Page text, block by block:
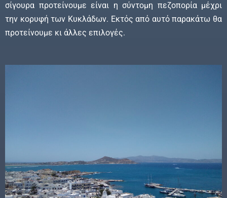
σίγουρα προτείνουμε είναι η σύντομη πεζοπορία μέχρι
την κορυφή των Κυκλάδων. Εκτός από αυτό παρακάτω θα
προτείνουμε κι άλλες επιλογές.